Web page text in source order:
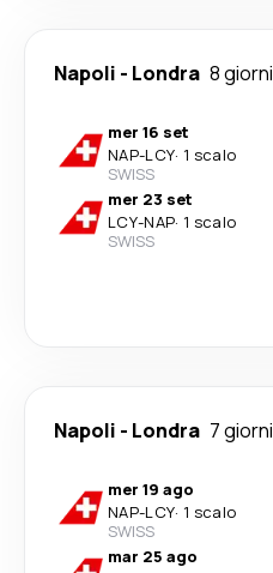
Napoli - Londra 8 giorni
mer 16 set
NAP-LCY· 1 scalo
SWISS
mer 23 set
LCY-NAP· 1 scalo
SWISS
Napoli - Londra 7 giorni
mer 19 ago
NAP-LCY· 1 scalo
SWISS
mar 25 ago